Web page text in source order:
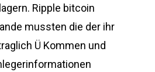
Ripple bitcoin
mussten die der ihr
Ü Kommen und